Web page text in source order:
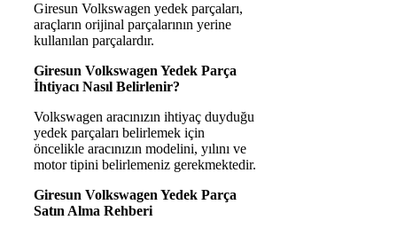
Giresun Volkswagen yedek parçaları,
araçların orijinal parçalarının yerine
kullanılan parçalardır.
Giresun Volkswagen Yedek Parça
İhtiyacı Nasıl Belirlenir?
Volkswagen aracınızın ihtiyaç duyduğu
yedek parçaları belirlemek için
öncelikle aracınızın modelini, yılını ve
motor tipini belirlemeniz gerekmektedir.
Giresun Volkswagen Yedek Parça
Satın Alma Rehberi